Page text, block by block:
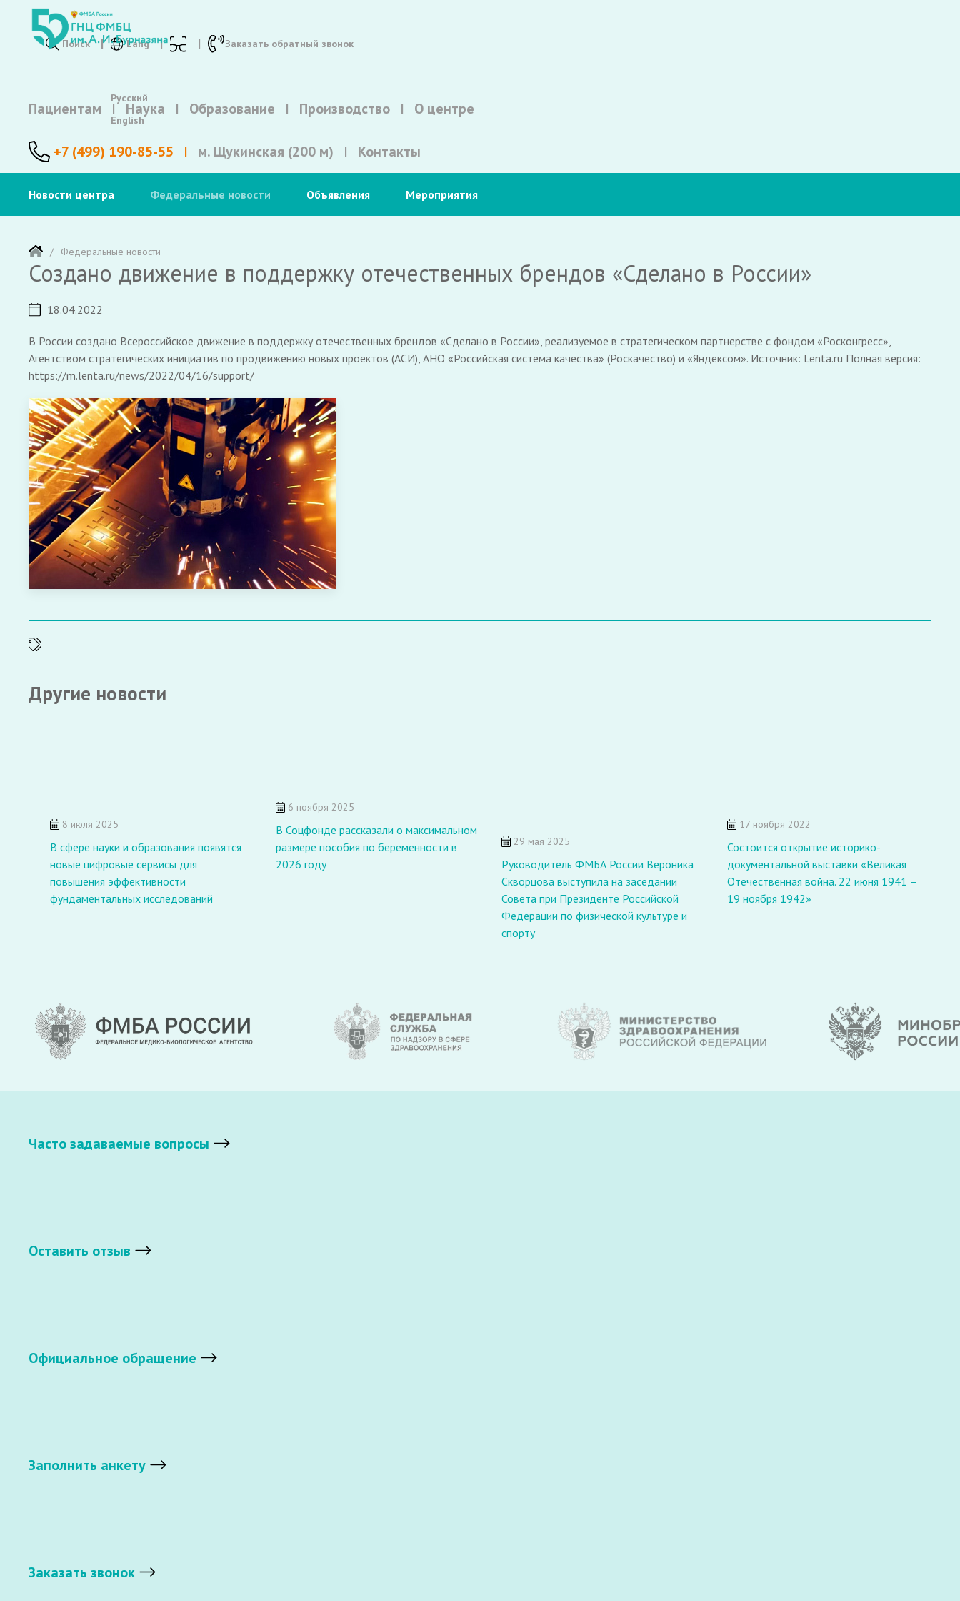
Поиск Lang
Русский
English
Заказать обратный звонок
Пациентам Наука Образование Производство О центре
+7 (499) 190-85-55 м. Щукинская (200 м) Контакты
Новости центра Федеральные новости Объявления Мероприятия
Федеральные новости
Создано движение в поддержку отечественных брендов «Сделано в России»
18.04.2022
В России создано Всероссийское движение в поддержку отечественных брендов «Сделано в России», реализуемое в стратегическом партнерстве с фондом «Росконгресс»,
Агентством стратегических инициатив по продвижению новых проектов (АСИ), АНО «Российская система качества» (Роскачество) и «Яндексом». Источник: Lenta.ru Полная версия:
https://m.lenta.ru/news/2022/04/16/support/
Другие новости
8 июля 2025
В сфере науки и образования появятся
новые цифровые сервисы для
повышения эффективности
фундаментальных исследований
6 ноября 2025
В Соцфонде рассказали о максимальном
размере пособия по беременности в
2026 году
29 мая 2025
Руководитель ФМБА России Вероника
Скворцова выступила на заседании
Совета при Президенте Российской
Федерации по физической культуре и
спорту
17 ноября 2022
Состоится открытие историко-
документальной выставки «Великая
Отечественная война. 22 июня 1941 –
19 ноября 1942»
Часто задаваемые вопросы
Оставить отзыв
Официальное обращение
Заполнить анкету
Заказать звонок